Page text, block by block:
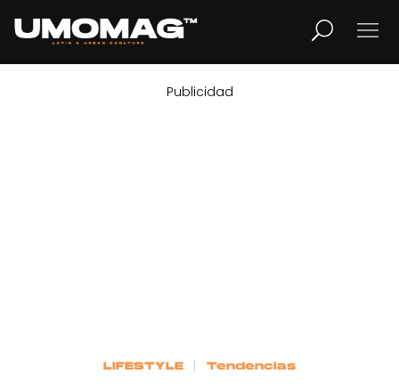
LIFESTYLE
Publicidad
LIFESTYLE Tendencias